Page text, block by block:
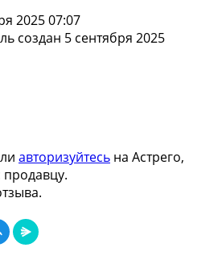
2025 07:07
создан 5 сентября 2025
авторизуйтесь на Астрего,
продавцу.